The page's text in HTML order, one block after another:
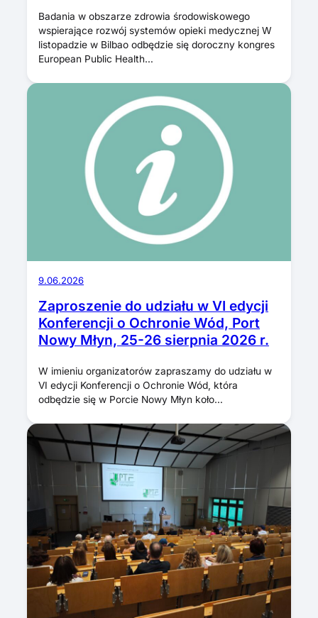
Badania w obszarze zdrowia środowiskowego
wspierające rozwój systemów opieki medycznej W
listopadzie w Bilbao odbędzie się doroczny kongres
European Public Health…
9.06.2026
Zaproszenie do udziału w VI edycji
Konferencji o Ochronie Wód, Port
Nowy Młyn, 25-26 sierpnia 2026 r.
W imieniu organizatorów zapraszamy do udziału w
VI edycji Konferencji o Ochronie Wód, która
odbędzie się w Porcie Nowy Młyn koło…